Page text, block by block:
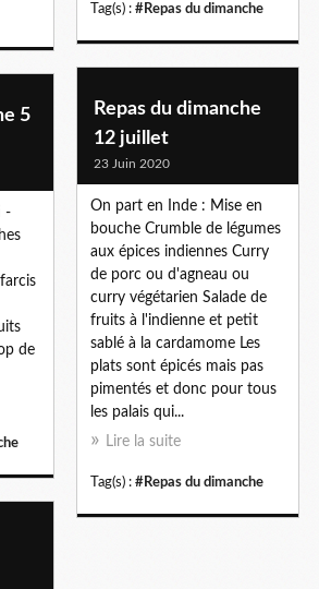
Tag(s) : #Repas du dimanche
Repas du dimanche
12 juillet
23 Juin 2020
On part en Inde : Mise en
bouche Crumble de légumes
aux épices indiennes Curry
de porc ou d'agneau ou
curry végétarien Salade de
fruits à l'indienne et petit
sablé à la cardamome Les
plats sont épicés mais pas
pimentés et donc pour tous
les palais qui...
Lire la suite
Tag(s) : #Repas du dimanche
5
-
de